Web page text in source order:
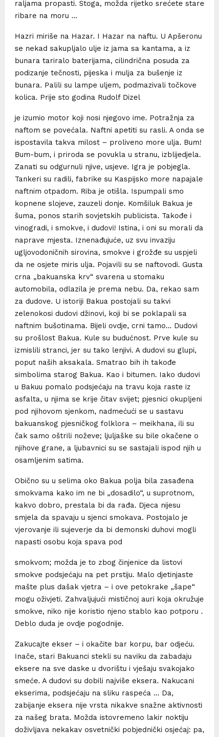
raljama propasti. Stoga, možda rijetko srećete stare
ribare na moru …
Hazri miriše na Hazar. I Hazar na naftu. U Apšeronu
se nekad sakupljalo ulje iz jama sa kantama, a iz
bunara tariralo baterijama, cilindrična posuda za
podizanje tečnosti, pijeska i mulja za bušenje iz
bunara. Palili su lampe uljem, podmazivali točkove
kolica. Prije sto godina Rudolf Dizel
je izumio motor koji nosi njegovo ime. Potražnja za
naftom se povećala. Naftni apetiti su rasli. A onda se
ispostavila takva milost – proliveno more ulja. Bum!
Bum-bum, i priroda se povukla u stranu, izblijedjela.
Zanati su odgurnuli njive, usjeve. Igra je pobjegla.
Tankeri su radili, fabrike su Kaspijsko more napajale
naftnim otpadom. Riba je otišla. Ispumpali smo
kopnene slojeve, zauzeli donje. Komšiluk Bakua je
šuma, ponos starih sovjetskih publicista. Takođe i
vinogradi, i smokve, i dudovi! Istina, i oni su morali da
naprave mjesta. Iznenađujuće, uz svu invaziju
ugljovodoničnih sirovina, smokve i grožđe su uspjeli
da ne osjete miris ulja. Pojavili su se naftovodi. Gusta
crna „bakuanska krv“ svarena u stomaku
automobila, odlazila je prema nebu. Da, rekao sam
za dudove. U istoriji Bakua postojali su takvi
zelenokosi dudovi džinovi, koji bi se poklapali sa
naftnim bušotinama. Bijeli ovdje, crni tamo… Dudovi
su prošlost Bakua. Kule su budućnost. Prve kule su
izmislili stranci, jer su tako lenjivi. A dudovi su glupi,
poput naših aksakala. Smatrao bih ih takođe
simbolima starog Bakua. Kao i bitumen. Iako dudovi
u Bakuu pomalo podsjećaju na travu koja raste iz
asfalta, u njima se krije čitav svijet; pjesnici okupljeni
pod njihovom sjenkom, nadmećući se u sastavu
bakuanskog pjesničkog folklora – meikhana, ili su
čak samo oštrili noževe; ljuljaške su bile okačene o
njihove grane, a ljubavnici su se sastajali ispod njih u
osamljenim satima.
Obično su u selima oko Bakua polja bila zasađena
smokvama kako im ne bi „dosadilo“, u suprotnom,
kakvo dobro, prestala bi da rađa. Djeca nijesu
smjela da spavaju u sjenci smokava. Postojalo je
vjerovanje ili sujeverje da bi demonski duhovi mogli
napasti osobu koja spava pod
smokvom; možda je to zbog činjenice da listovi
smokve podsjećaju na pet prstiju. Malo djetinjaste
mašte plus dašak vjetra – i ove petokrake „šape“
mogu oživjeti. Zahvaljujući mističnoj auri koja okružuje
smokve, niko nije koristio njeno stablo kao potporu .
Deblo duda je ovdje pogodnije.
Zakucajte ekser – i okačite bar korpu, bar odjeću.
Inače, stari Bakuanci stekli su naviku da zabadaju
eksere na sve daske u dvorištu i vješaju svakojako
smeće. A dudovi su dobili najviše eksera. Nakucani
ekserima, podsjećaju na sliku raspeća … Da,
zabijanje eksera nije vrsta nikakve snažne aktivnosti
za našeg brata. Možda istovremeno lakir noktiju
doživljava nekakav osvetnički pobjednički osjećaj: pa,